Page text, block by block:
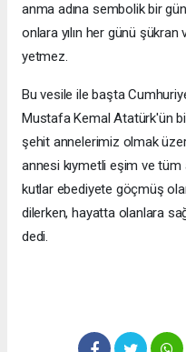
anma adına sembolik bir
onlara yılın her günü
yetmez.
Bu vesile ile başta
Mustafa Kemal Atatürk'ün
şehit annelerimiz olmak
annesi kıymetli eşim ve
kutlar ebediyete göçmüş
dilerken, hayatta olanlara
dedi.